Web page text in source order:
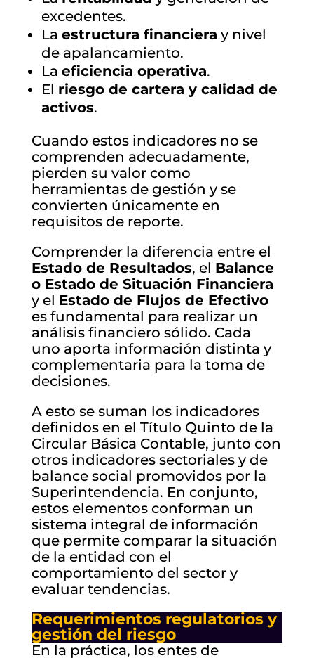
excedentes.
La estructura financiera y nivel
de apalancamiento.
La eficiencia operativa.
El riesgo de cartera y calidad de
activos.
Cuando estos indicadores no se
comprenden adecuadamente,
pierden su valor como
herramientas de gestión y se
convierten únicamente en
requisitos de reporte.
Comprender la diferencia entre el
Estado de Resultados, el Balance
o Estado de Situación Financiera
y el Estado de Flujos de Efectivo
es fundamental para realizar un
análisis financiero sólido. Cada
uno aporta información distinta y
complementaria para la toma de
decisiones.
A esto se suman los indicadores
definidos en el Título Quinto de la
Circular Básica Contable, junto con
otros indicadores sectoriales y de
balance social promovidos por la
Superintendencia. En conjunto,
estos elementos conforman un
sistema integral de información
que permite comparar la situación
de la entidad con el
comportamiento del sector y
evaluar tendencias.
Requerimientos regulatorios y
gestión del riesgo
En la práctica, los entes de